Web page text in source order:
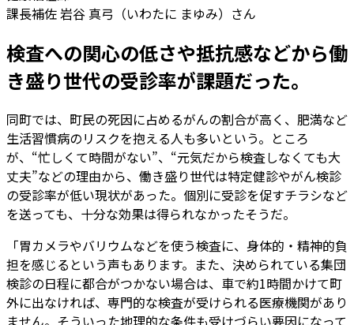
課長補佐 岩谷 真弓（いわたに まゆみ）さん
検査への関心の低さや抵抗感などから働
き盛り世代の受診率が課題だった。
同町では、町民の死因に占めるがんの割合が高く、肥満など
生活習慣病のリスクを抱える人も多いという。ところ
が、“忙しくて時間がない”、“元気だから検査しなくても大
丈夫”などの理由から、働き盛り世代は特定健診やがん検診
の受診率が低い現状があった。個別に受診を促すチラシなど
を送っても、十分な効果は得られなかったそうだ。
「胃カメラやバリウムなどを使う検査に、身体的・精神的負
担を感じるという声もあります。また、決められている集団
検診の日程に都合がつかない場合は、車で約1時間かけて町
外に出なければ、専門的な検査が受けられる医療機関があり
ません。そういった地理的な条件も受けづらい要因になって